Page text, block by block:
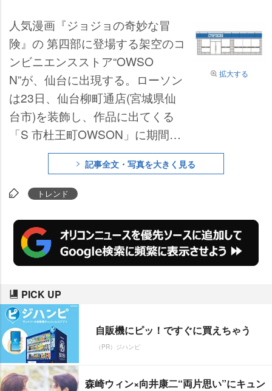
拡大する
人気漫画『ジョジョの奇妙な冒
険』の 第四部に登場する架空のコ
ンビニエンスストア“OWSO
N”が、仙台に出現する。ローソン
は23日、仙台柳町通店(宮城県仙
台市)を装飾し、作品に出てくる
「S 市杜王町OWSON」に期間限
定で変更すると発表。店内ではオ
リジナルグッズや書籍やグッズを
集めた特設コーナーを用意する。
記事全文・写真を大きく見る
トレンド
PICK UP
自販機にピッ！ですぐに買えちゃう
（PR）ジハンピ
森崎ウィン×向井康二“両片思い”にキュン